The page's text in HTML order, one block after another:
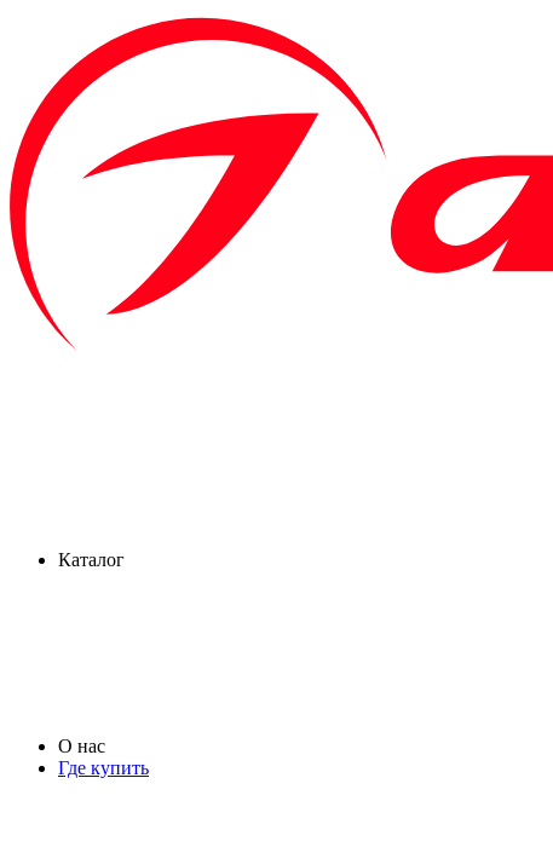
Каталог
О нас
Где купить